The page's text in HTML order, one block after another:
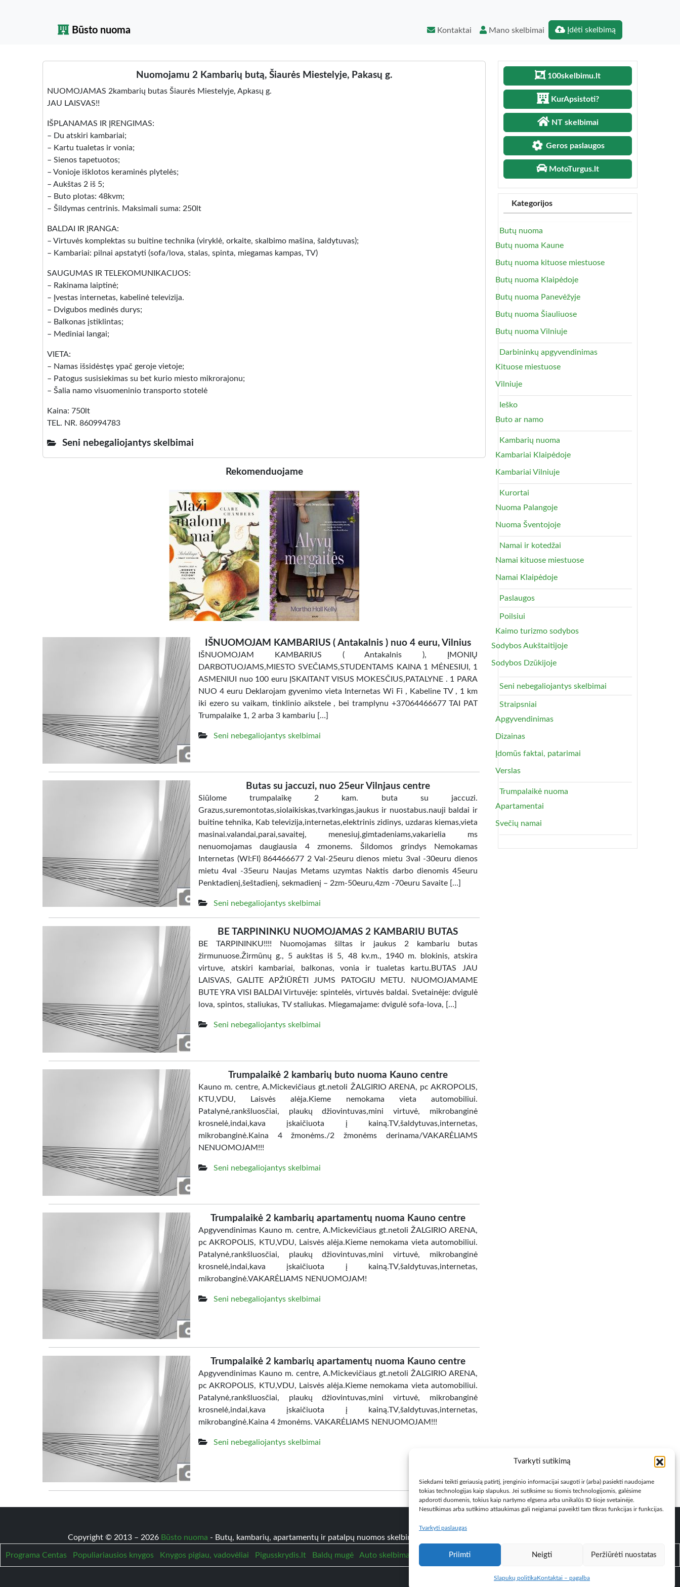
Tvarkyti sutikimą
Siekdami teikti geriausią patirtį, įrenginio informacijai saugoti ir (arba) pasiekti naudojame
tokias technologijas kaip slapukus. Jei sutiksime su šiomis technologijomis, galėsime
apdoroti duomenis, tokius kaip naršymo elgsena arba unikalūs ID šioje svetainėje.
Nesutikimas arba sutikimo atšaukimas gali neigiamai paveikti tam tikras funkcijas ir funkcijas.
Tvarkyti paslaugas
Priimti Neigti Peržiūrėti nuostatas
Slapukų politikaKontaktai – pagalba
Būsto nuoma Kontaktai Mano skelbimai Įdėti skelbimą
Nuomojamu 2 Kambarių butą, Šiaurės Miestelyje, Pakasų g.
NUOMOJAMAS 2kambarių butas Šiaurės Miestelyje, Apkasų g.
JAU LAISVAS!!
IŠPLANAMAS IR ĮRENGIMAS:
– Du atskiri kambariai;
– Kartu tualetas ir vonia;
– Sienos tapetuotos;
– Vonioje išklotos keraminės plytelės;
– Aukštas 2 iš 5;
– Buto plotas: 48kvm;
– Šildymas centrinis. Maksimali suma: 250lt
BALDAI IR ĮRANGA:
– Virtuvės komplektas su buitine technika (viryklė, orkaite, skalbimo mašina, šaldytuvas);
– Kambariai: pilnai apstatyti (sofa/lova, stalas, spinta, miegamas kampas, TV)
SAUGUMAS IR TELEKOMUNIKACIJOS:
– Rakinama laiptinė;
– Įvestas internetas, kabelinė televizija.
– Dvigubos medinės durys;
– Balkonas įstiklintas;
– Mediniai langai;
VIETA:
– Namas išsidėstęs ypač geroje vietoje;
– Patogus susisiekimas su bet kurio miesto mikrorajonu;
– Šalia namo visuomeninio transporto stotelė
Kaina: 750lt
TEL. NR. 860994783
Seni nebegaliojantys skelbimai
Rekomenduojame
IŠNUOMOJAM KAMBARIUS ( Antakalnis ) nuo 4 euru, Vilnius
IŠNUOMOJAM KAMBARIUS ( Antakalnis ), ĮMONIŲ
DARBOTUOJAMS,MIESTO SVEČIAMS,STUDENTAMS KAINA 1 MĖNESIUI, 1
ASMENIUI nuo 100 euru ĮSKAITANT VISUS MOKESČIUS,PATALYNE . 1 PARA
NUO 4 euru Deklarojam gyvenimo vieta Internetas Wi Fi , Kabeline TV , 1 km
iki ezero su vaikam, tinklinio aikstele , bei tramplynu +37064466677 TAI PAT
Trumpalaike 1, 2 arba 3 kambariu […]
Seni nebegaliojantys skelbimai
Butas su jaccuzi, nuo 25eur Vilnjaus centre
Siūlome trumpalaikę 2 kam. buta su jaccuzi.
Grazus,suremontotas,siolaikiskas,tvarkingas,jaukus ir nuostabus.nauji baldai ir
buitine tehnika, Kab televizija,internetas,elektrinis zidinys, uzdaras kiemas,vieta
masinai.valandai,parai,savaitej, menesiuj.gimtadeniams,vakarielia ms
nenuomojamas daugiausia 4 zmonems. Šildomos grindys Nemokamas
Internetas (WI:FI) 864466677 2 Val-25euru dienos mietu 3val -30euru dienos
mietu 4val -35euru Naujas Metams uzymtas Naktis darbo dienomis 45euru
Penktadienį,šeštadienį, sekmadienį – 2zm-50euru,4zm -70euru Savaite […]
Seni nebegaliojantys skelbimai
BE TARPININKU NUOMOJAMAS 2 KAMBARIU BUTAS
BE TARPININKU!!!! Nuomojamas šiltas ir jaukus 2 kambariu butas
žirmunuose.Žirmūnų g., 5 aukštas iš 5, 48 kv.m., 1940 m. blokinis, atskira
virtuve, atskiri kambariai, balkonas, vonia ir tualetas kartu.BUTAS JAU
LAISVAS, GALITE APŽIŪRĖTI JUMS PATOGIU METU. NUOMOJAMAME
BUTE YRA VISI BALDAI Virtuvėje: spintelės, virtuvės baldai. Svetainėje: dvigulė
lova, spintos, staliukas, TV staliukas. Miegamajame: dvigulė sofa-lova, […]
Seni nebegaliojantys skelbimai
Trumpalaikė 2 kambarių buto nuoma Kauno centre
Kauno m. centre, A.Mickevičiaus gt.netoli ŽALGIRIO ARENA, pc AKROPOLIS,
KTU,VDU, Laisvės alėja.Kieme nemokama vieta automobiliui.
Patalynė,rankšluosčiai, plaukų džiovintuvas,mini virtuvė, mikrobanginė
krosnelė,indai,kava įskaičiuota į kainą.TV,šaldytuvas,internetas,
mikrobanginė.Kaina 4 žmonėms./2 žmonėms derinama/VAKARĖLIAMS
NENUOMOJAM!!!
Seni nebegaliojantys skelbimai
Trumpalaikė 2 kambarių apartamentų nuoma Kauno centre
Apgyvendinimas Kauno m. centre, A.Mickevičiaus gt.netoli ŽALGIRIO ARENA,
pc AKROPOLIS, KTU,VDU, Laisvės alėja.Kieme nemokama vieta automobiliui.
Patalynė,rankšluosčiai, plaukų džiovintuvas,mini virtuvė, mikrobanginė
krosnelė,indai,kava įskaičiuota į kainą.TV,šaldytuvas,internetas,
mikrobanginė.VAKARĖLIAMS NENUOMOJAM!
Seni nebegaliojantys skelbimai
Trumpalaikė 2 kambarių apartamentų nuoma Kauno centre
Apgyvendinimas Kauno m. centre, A.Mickevičiaus gt.netoli ŽALGIRIO ARENA,
pc AKROPOLIS, KTU,VDU, Laisvės alėja.Kieme nemokama vieta automobiliui.
Patalynė,rankšluosčiai, plaukų džiovintuvas,mini virtuvė, mikrobanginė
krosnelė,indai,kava įskaičiuota į kainą.TV,šaldytuvas,internetas,
mikrobanginė.Kaina 4 žmonėms. VAKARĖLIAMS NENUOMOJAM!!!
Seni nebegaliojantys skelbimai
100skelbimu.lt
KurApsistoti?
NT skelbimai
Geros paslaugos
MotoTurgus.lt
Kategorijos
Butų nuoma
Butų nuoma Kaune
Butų nuoma kituose miestuose
Butų nuoma Klaipėdoje
Butų nuoma Panevėžyje
Butų nuoma Šiauliuose
Butų nuoma Vilniuje
Darbininkų apgyvendinimas
Kituose miestuose
Vilniuje
Ieško
Buto ar namo
Kambarių nuoma
Kambariai Klaipėdoje
Kambariai Vilniuje
Kurortai
Nuoma Palangoje
Nuoma Šventojoje
Namai ir kotedžai
Namai kituose miestuose
Namai Klaipėdoje
Paslaugos
Poilsiui
Kaimo turizmo sodybos
Sodybos Aukštaitijoje
Sodybos Dzūkijoje
Seni nebegaliojantys skelbimai
Straipsniai
Apgyvendinimas
Dizainas
Įdomūs faktai, patarimai
Verslas
Trumpalaikė nuoma
Apartamentai
Svečių namai
Copyright © 2013 – 2026 Būsto nuoma - Butų, kambarių, apartamentų ir patalpų nuomos skelbimai
Programa Centas Populiariausios knygos Knygos pigiau, vadovėliai Pigusskrydis.lt Baldų mugė Auto skelbimai Jūsų nuoroda!